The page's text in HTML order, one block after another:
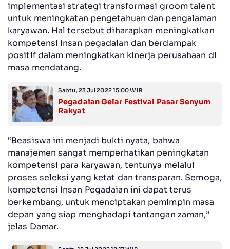
implementasi strategi transformasi groom talent
untuk meningkatan pengetahuan dan pengalaman
karyawan. Hal tersebut diharapkan meningkatkan
kompetensi Insan pegadaian dan berdampak
positif dalam meningkatkan kinerja perusahaan di
masa mendatang.
Sabtu, 23 Jul 2022 15:00 WIB
Pegadaian Gelar Festival Pasar Senyum
Rakyat
“Beasiswa ini menjadi bukti nyata, bahwa
manajemen sangat memperhatikan peningkatan
kompetensi para karyawan, tentunya melalui
proses seleksi yang ketat dan transparan. Semoga,
kompetensi Insan Pegadaian ini dapat terus
berkembang, untuk menciptakan pemimpin masa
depan yang siap menghadapi tantangan zaman,”
jelas Damar.